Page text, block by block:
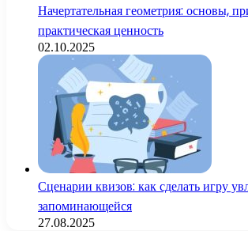
Начертательная геометрия: основы,
практическая ценность
02.10.2025
Сценарии квизов: как сделать игру
запоминающейся
27.08.2025